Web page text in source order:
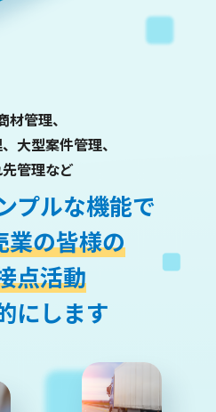
材管理、
大型案件管理、
管理など
プルな機能で
業の皆様の
点活動
にします